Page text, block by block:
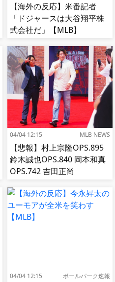
【海外の反応】米番記者
「ドジャースは大谷翔平株
式会社だ」【MLB】
04/04 12:15 MLB NEWS
【悲報】村上宗隆OPS.895
鈴木誠也OPS.840 岡本和真
OPS.742 吉田正尚
04/04 12:15 ボールパーク速報